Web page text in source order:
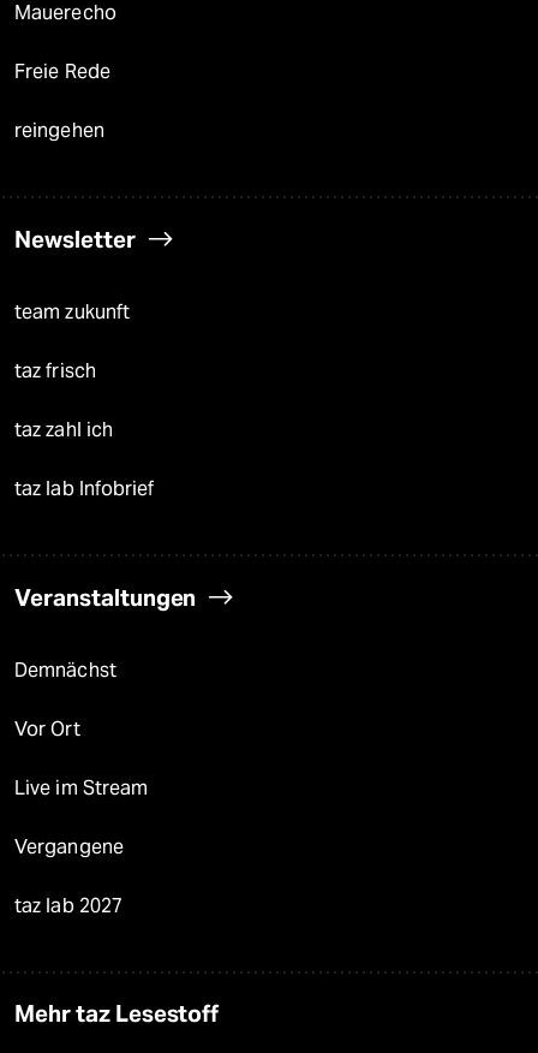
Mauerecho
Freie Rede
reingehen
Newsletter
team zukunft
taz frisch
taz zahl ich
taz lab Infobrief
Veranstaltungen
Demnächst
Vor Ort
Live im Stream
Vergangene
taz lab 2027
Mehr taz Lesestoff